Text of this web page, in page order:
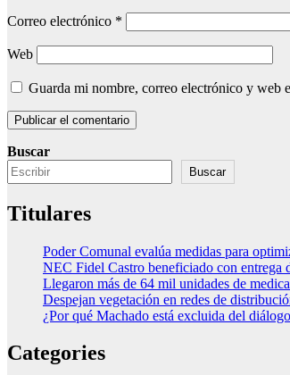
Correo electrónico *
Web
Guarda mi nombre, correo electrónico y web
Buscar
Buscar
Titulares
Poder Comunal evalúa medidas para
NEC Fidel Castro beneficiado con entrega
Llegaron más de 64 mil unidades de
Despejan vegetación en redes de
¿Por qué Machado está excluida del
Categories